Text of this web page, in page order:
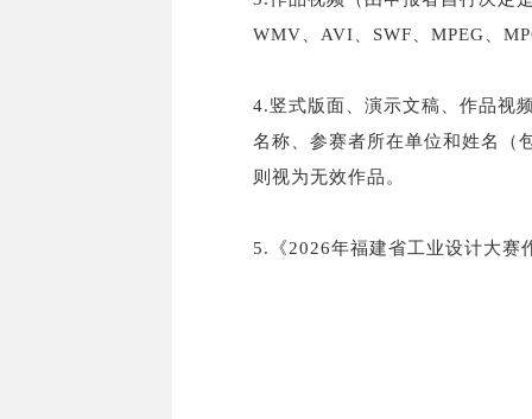
WMV、AVI、SWF、MPEG、
4.竖式版面、演示文稿、作品视
名称、参赛者所在单位和姓名（
则视为无效作品。
5.《2026年福建省工业设计大赛